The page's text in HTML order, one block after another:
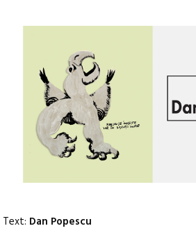
Text: Dan Popescu